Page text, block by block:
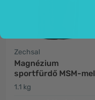
Zechsal
Magnézium
sportfürdő MSM-mel
1.1 kg